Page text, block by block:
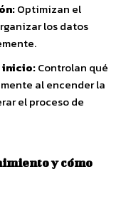
Optimizan el
los datos
inicio:Controlan qué
al encender la
el proceso de
y cómo